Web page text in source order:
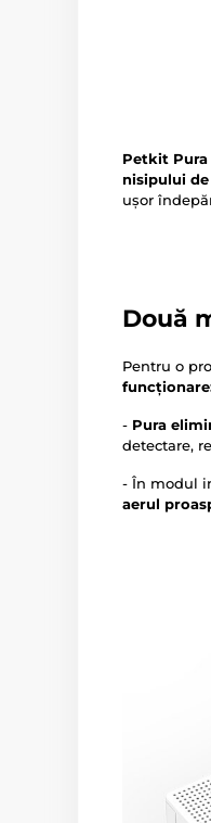
Petkit Pura
nisipului
ușor
Două
Pentru o
- Pura
detectare,
- În modul
aerul